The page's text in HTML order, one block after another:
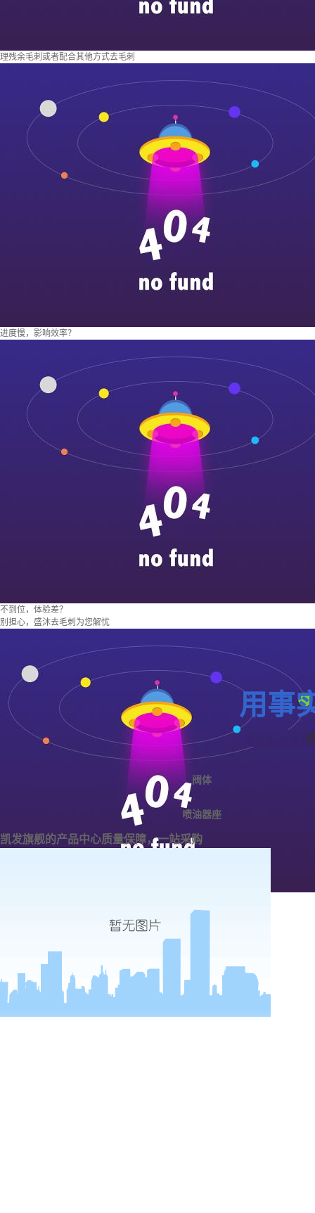
理残余毛刺或者配合其他方式去毛刺
进度慢，影响效率？
不到位，体验差？
别担心，盛沐去毛刺为您解忧
用事
阀体
喷油器座
凯发旗舰的产品中心质量保障，一站采购